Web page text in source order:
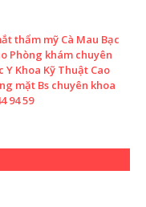
thẩm mỹ Cà Mau Bạc
Phòng khám chuyên
Khoa Kỹ Thuật Cao
mặt Bs chuyên khoa
94 59